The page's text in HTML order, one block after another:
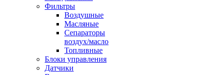
Фильтры
Воздушные
Масляные
Сепараторы
воздух/масло
Топливные
Блоки управления
Датчики